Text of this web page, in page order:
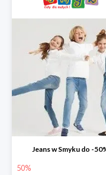
Jeans w Smyku do -
50%